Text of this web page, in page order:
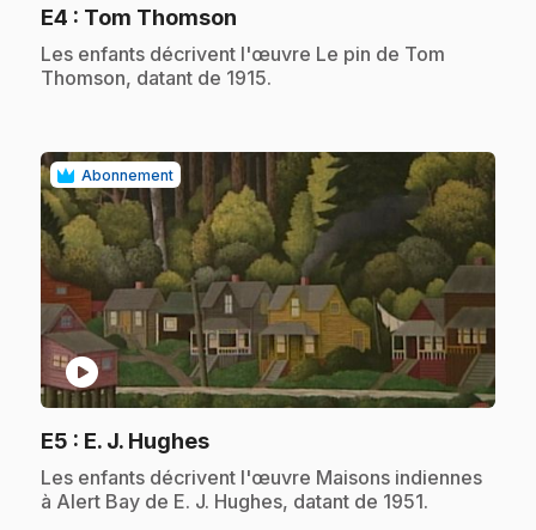
E4 : Tom Thomson
.Les enfants décrivent l'œuvre Le pin de Tom
Thomson, datant de 1915.
Abonnement
play_circle
E5 : E. J. Hughes.
.Les enfants décrivent l'œuvre Maisons indiennes
à Alert Bay de E. J. Hughes, datant de 1951.